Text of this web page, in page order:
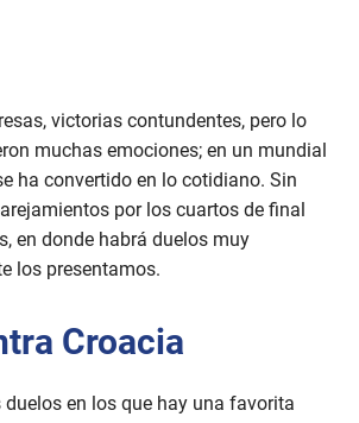
victorias contundentes, pero lo
muchas emociones; en un mundial
ha convertido en lo cotidiano. Sin
por los cuartos de final
en donde habrá duelos muy
los presentamos.
Croacia
duelos en los que hay una favorita